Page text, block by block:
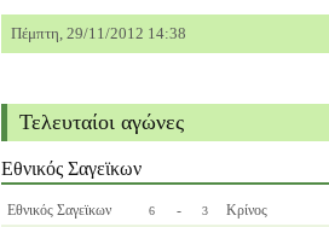
Πέμπτη, 29/11/2012 14:38
Τελευταίοι αγώνες
Εθνικός Σαγεϊκων
Εθνικός Σαγεϊκων 6 - 3
Κρίνος